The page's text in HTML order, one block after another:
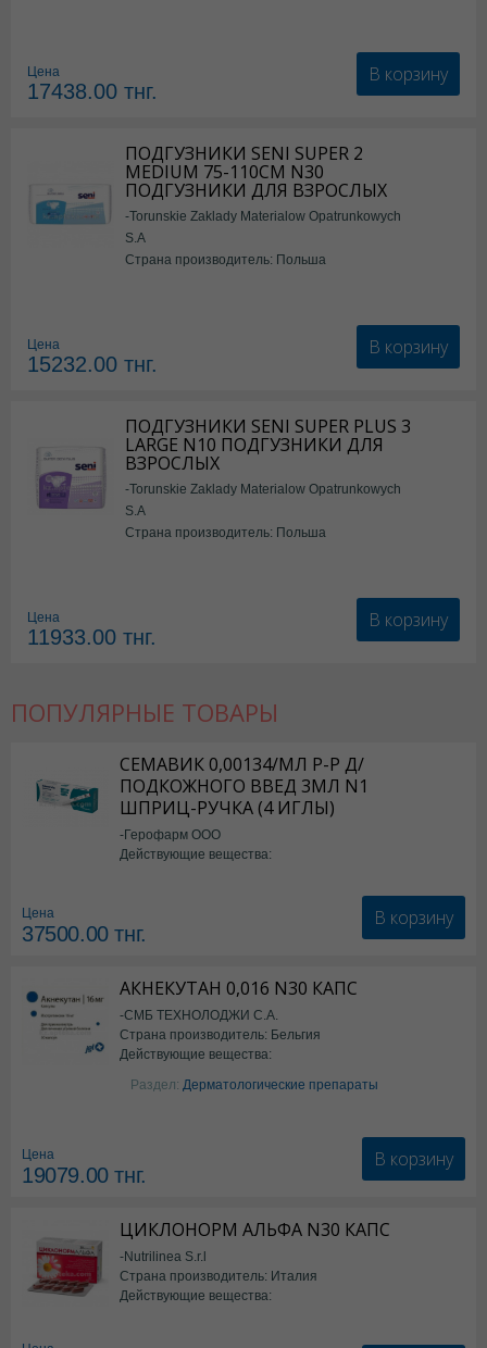
Цена
17438.00 тнг.
В корзину
ПОДГУЗНИКИ SENI SUPER 2
MEDIUM 75-110СМ N30
ПОДГУЗНИКИ ДЛЯ ВЗРОСЛЫХ
-Torunskie Zaklady Materialow Opatrunkowych
S.A
Страна производитель: Польша
Цена
15232.00 тнг.
В корзину
ПОДГУЗНИКИ SENI SUPER PLUS 3
LARGE N10 ПОДГУЗНИКИ ДЛЯ
ВЗРОСЛЫХ
-Torunskie Zaklady Materialow Opatrunkowych
S.A
Страна производитель: Польша
Цена
11933.00 тнг.
В корзину
ПОПУЛЯРНЫЕ ТОВАРЫ
СЕМАВИК 0,00134/МЛ Р-Р Д/
ПОДКОЖНОГО ВВЕД 3МЛ N1
ШПРИЦ-РУЧКА (4 ИГЛЫ)
-Герофарм ООО
Действующие вещества:
Цена
37500.00тнг.
В корзину
АКНЕКУТАН 0,016 N30 КАПС
-СМБ ТЕХНОЛОДЖИ С.А.
Страна производитель: Бельгия
Действующие вещества:
Изотретиноин
Раздел: Дерматологические препараты
Цена
19079.00тнг.
В корзину
ЦИКЛОНОРМ АЛЬФА N30 КАПС
-Nutrilinea S.r.l
Страна производитель: Италия
Действующие вещества: